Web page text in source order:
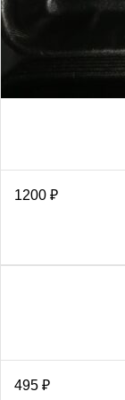
1200 ₽
495 ₽